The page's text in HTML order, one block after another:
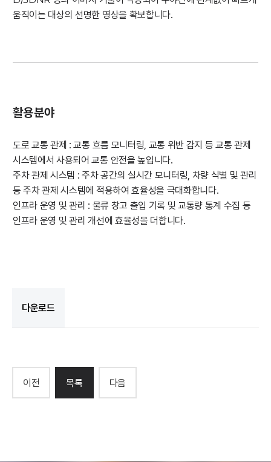
움직이는 대상의 선명한 영상을 확보합니다.
활용분야
도로 교통 관제 : 교통 흐름 모니터링, 교통 위반 감지 등 교통 관제
시스템에서 사용되어 교통 안전을 높입니다.
주차 관제 시스템 : 주차 공간의 실시간 모니터링, 차량 식별 및 관리
등 주차 관제 시스템에 적용하여 효율성을 극대화합니다.
인프라 운영 및 관리 : 물류 창고 출입 기록 및 교통량 통계 수집 등
인프라 운영 및 관리 개선에 효율성을 더합니다.
다운로드
이전 목록 다음